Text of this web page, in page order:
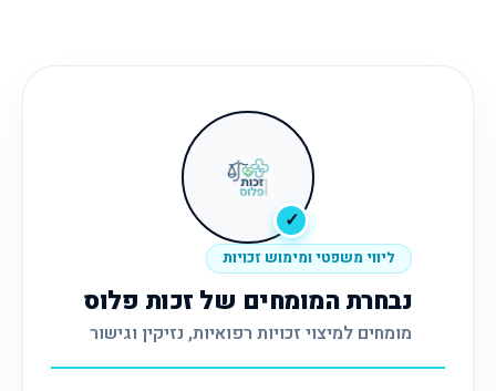
✓
ליווי משפטי ומימוש זכויות
נבחרת המומחים של זכות פלוס
מומחים למיצוי זכויות רפואיות, נזיקין וגישור